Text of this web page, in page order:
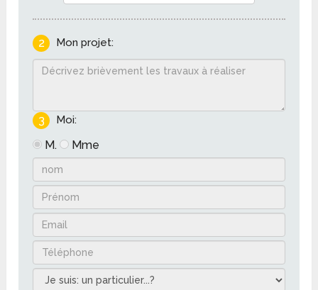
2 Mon projet:
3 Moi:
M. Mme